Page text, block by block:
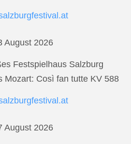
August 2026
Festspielhaus Salzburg
Mozart: Così fan tutte KV 588
August 2026